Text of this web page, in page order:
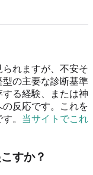
れますが、不安そ
の主要な診断基準
る経験、または神
反応です。これを
。 当サイトでこれ
すか？